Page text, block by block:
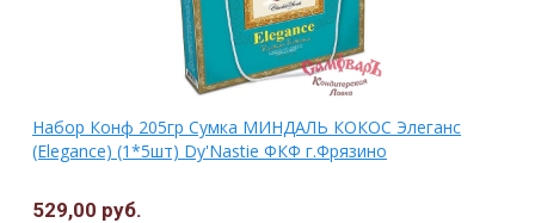
Набор Конф 205гр Сумка МИНДАЛЬ КОКОС Элеганс
(Elegance) (1*5шт) Dy'Nastie ФКФ г.Фрязино
529,00 руб.